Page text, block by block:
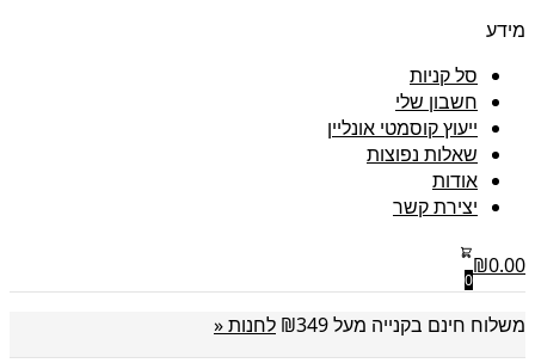
מידע
סל קניות
חשבון שלי
ייעוץ קוסמטי אונליין
שאלות נפוצות
אודות
יצירת קשר
₪0.00
0
משלוח חינם בקנייה מעל ₪349
לחנות «